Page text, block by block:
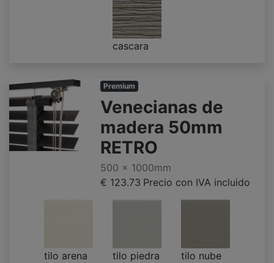
cascara
Premium
Venecianas de
madera 50mm
RETRO
500 x 1000mm
€ 123.73 Precio con IVA incluido
tilo arena
tilo piedra
tilo nube